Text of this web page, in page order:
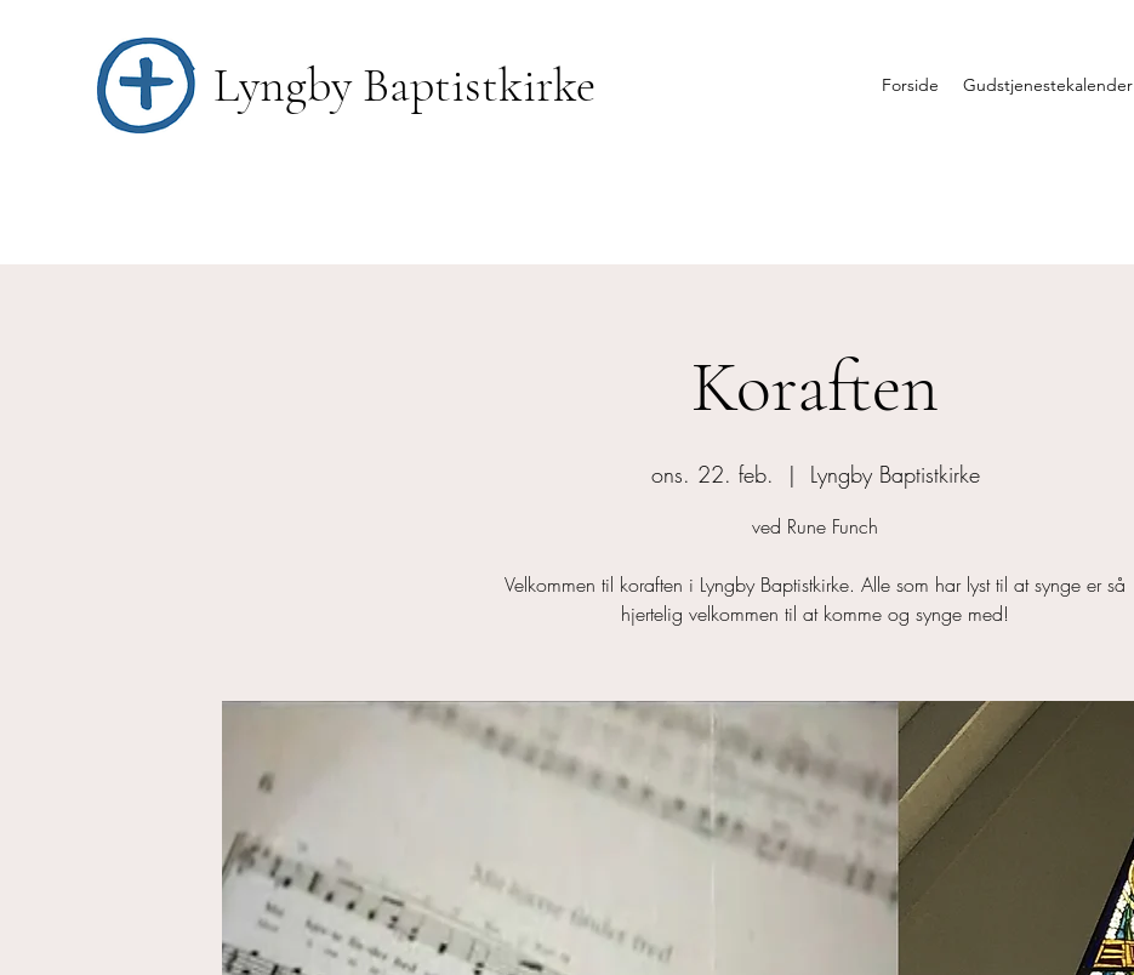
Lyngby Baptistkirke Forside Gudstjenestekalender
Koraften
ons. 22. feb.
  |
Lyngby Baptistkirke
ved Rune Funch
Velkommen til koraften i Lyngby Baptistkirke. Alle som har lyst til at synge er så
hjertelig velkommen til at komme og synge med!